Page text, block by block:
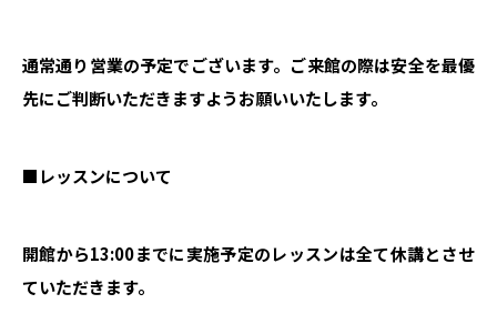
通常通り営業の予定でございます。ご来館の際は安全を最優
先にご判断いただきますようお願いいたします。
■レッスンについて
開館から13:00までに実施予定のレッスンは全て休講とさせ
ていただきます。